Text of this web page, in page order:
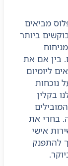
מביאים
ביותר
בין אם את
ליומיום
נוכחות
בקלין
בחרי את
אישי
להתפנק